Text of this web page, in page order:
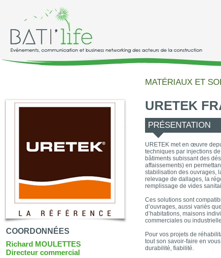
MATÉRIAUX ET
COORDONNÉES
Richard MOULETTES
Directeur commercial
URETEK
PRÉSENTATION
URETEK met en œuvre
techniques par injections
bâtiments subissant des
affaissements) en
stabilisation des ouvrages,
relevage de dallages, la
remplissage de vides
Ces solutions sont
d’ouvrages, aussi variés
d’habitations, maisons
commerciales ou
Pour vos projets de
tout son savoir-faire en
durabilité, fiabilité.